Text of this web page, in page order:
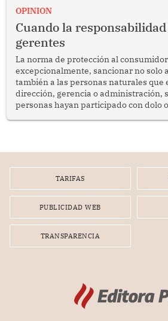
enfrenta desafíos en materia de
OPINION
Cuando la
gerentes
La norma de protección al
excepcionalmente, sancionar no solo
también a las personas naturales que
dirección, gerencia o administración,
personas hayan participado con dolo
por la frustrada realización de un
TARIFAS
PUBLICIDAD WEB
TRANSPARENCIA